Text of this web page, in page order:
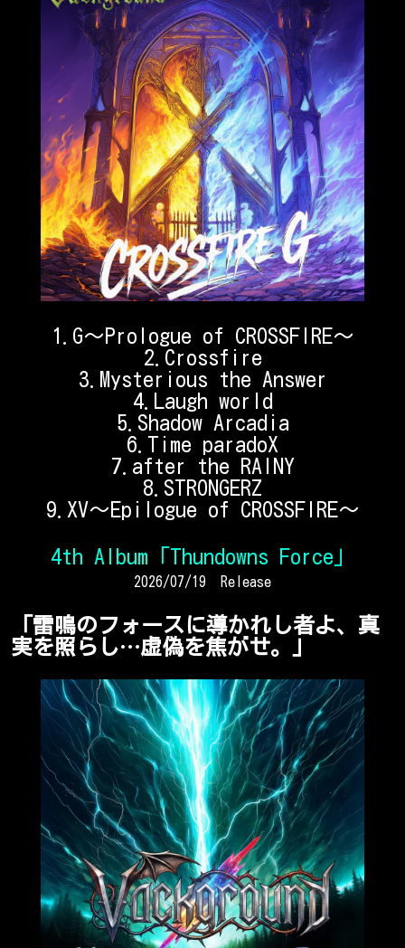
1.G〜Prologue of CROSSFIRE〜
2.Crossfire
3.Mysterious the Answer
4.Laugh world
5.Shadow Arcadia
6.Time paradoX
7.after the RAINY
8.STRONGERZ
9.XV〜Epilogue of CROSSFIRE〜
4th Album「Thundowns Force」
2026/07/19 Release
「雷鳴のフォースに導かれし者よ、真
実を照らし…虚偽を焦がせ。」